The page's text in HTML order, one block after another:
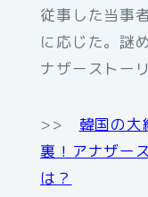
従事した当事
に応じた。謎
ナザーストー
>> 韓国の
裏！アナザー
は？